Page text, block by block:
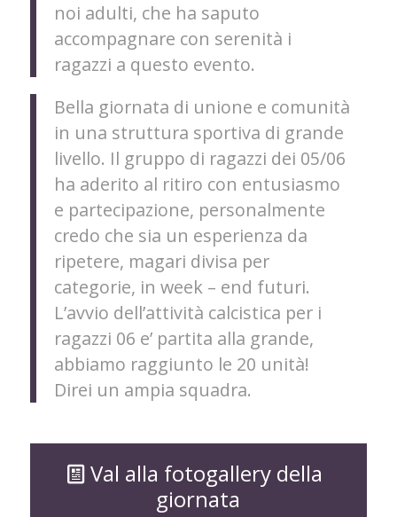
noi adulti, che ha saputo
accompagnare con serenità i
ragazzi a questo evento.
Bella giornata di unione e comunità
in una struttura sportiva di grande
livello. Il gruppo di ragazzi dei 05/06
ha aderito al ritiro con entusiasmo
e partecipazione, personalmente
credo che sia un esperienza da
ripetere, magari divisa per
categorie, in week – end futuri.
L’avvio dell’attività calcistica per i
ragazzi 06 e’ partita alla grande,
abbiamo raggiunto le 20 unità!
Direi un ampia squadra.
Val alla fotogallery della
giornata